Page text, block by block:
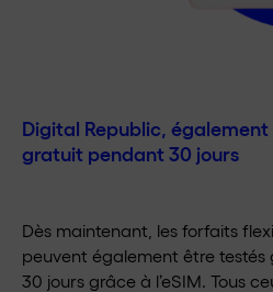
Digital Republic, également
gratuit pendant 30 jours
Dès maintenant, les forfaits
peuvent également être
30 jours grâce à l’eSIM. Tous